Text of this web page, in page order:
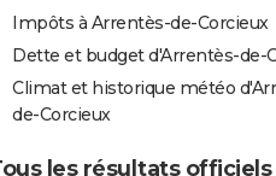
Impôts à Arrentès-de-Corcieux
Dette et budget d'Arrentès-de-
Climat et historique météo
de-Corcieux
les résultats